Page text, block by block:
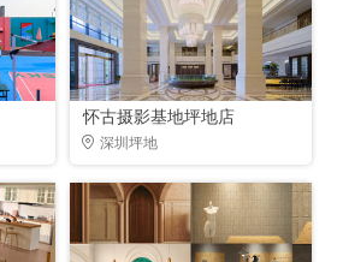
怀古摄影基地坪地店
深圳坪地